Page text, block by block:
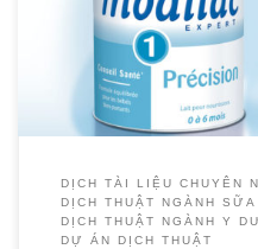
khách hàng của chúng tôi trong
DỊCH TÀI LIỆU CHUYÊN
DỊCH THUẬT NGÀNH SỮA
DỊCH THUẬT NGÀNH Y
DỰ ÁN DỊCH THUẬT